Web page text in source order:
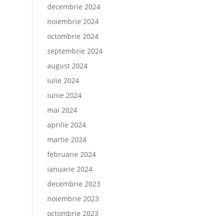
decembrie 2024
noiembrie 2024
octombrie 2024
septembrie 2024
august 2024
iulie 2024
iunie 2024
mai 2024
aprilie 2024
martie 2024
februarie 2024
ianuarie 2024
decembrie 2023
noiembrie 2023
octombrie 2023